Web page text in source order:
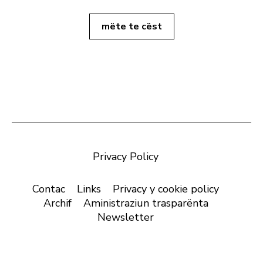
mëte te cëst
Privacy Policy
Contac Links
Privacy y cookie policy
Archif
Aministraziun trasparënta
Newsletter